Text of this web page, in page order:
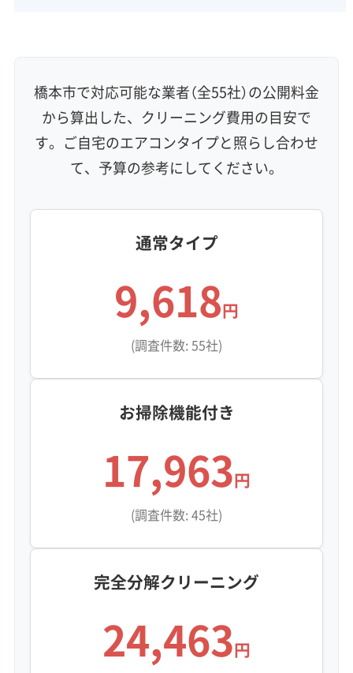
橋本市で対応可能な業者（全55社）の公開料金
から算出した、クリーニング費用の目安で
す。ご自宅のエアコンタイプと照らし合わせ
て、予算の参考にしてください。
通常タイプ
9,618円
(調査件数: 55社)
お掃除機能付き
17,963円
(調査件数: 45社)
完全分解クリーニング
24,463円